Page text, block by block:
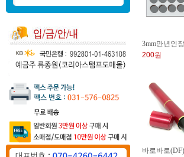
3mm만년인
200원
바로바로